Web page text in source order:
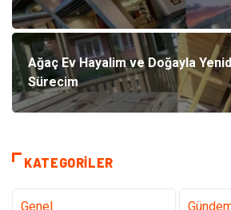
Ağaç Ev Hayalim ve Doğayla
Sürecim
KATEGORILER
Genel